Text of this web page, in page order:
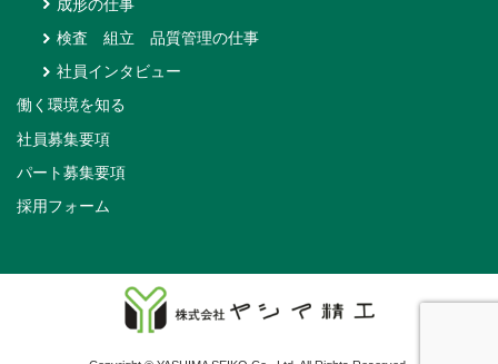
成形の仕事
検査 組立 品質管理の仕事
社員インタビュー
働く環境を知る
社員募集要項
パート募集要項
採用フォーム